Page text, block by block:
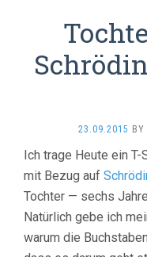
23.09.2015 BY
Ich trage Heute ein
mit Bezug auf
Tochter — sechs
Natürlich gebe ich
warum die